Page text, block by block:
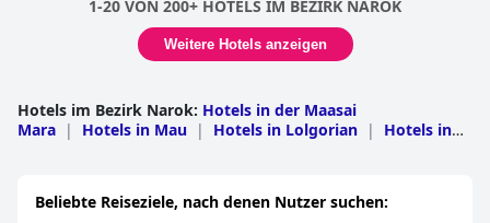
1-20 VON 200+ HOTELS IM BEZIRK NAROK
Weitere Hotels anzeigen
Hotels im Bezirk Narok: Hotels in der Maasai
Mara | Hotels in Mau | Hotels in Lolgorian |
Hotels in
Beliebte Reiseziele, nach denen Nutzer suchen: